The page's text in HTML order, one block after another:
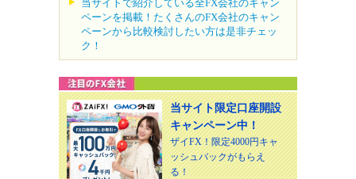
当サイトで紹介している全FX会社のキャン
ペーンを掲載！たくさんのFX会社のキャン
ペーンから比較検討したい方は是非チェッ
ク！
当サイト限定口座開設
キャンペーン中！
ザイFX！限定4000円キャ
ッシュバックがもらえ
る！